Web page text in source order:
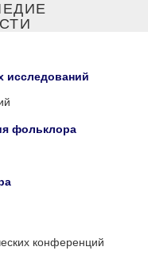
исследований
фольклора
конференций